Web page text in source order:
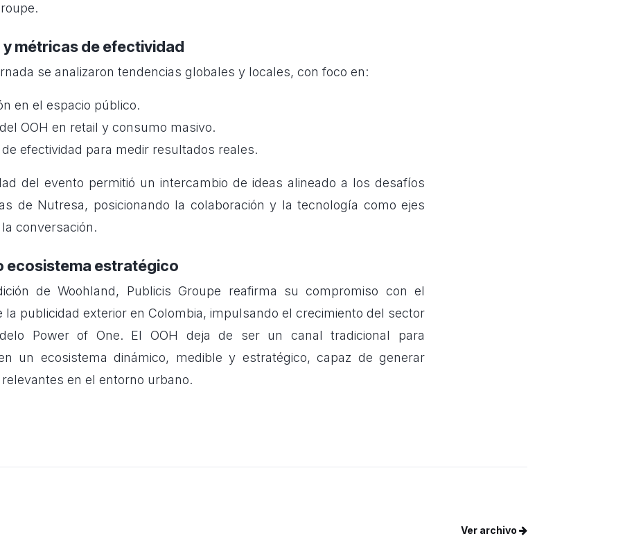
métricas de efectividad
se analizaron tendencias globales y locales, con foco en:
en el espacio público.
OOH en retail y consumo masivo.
efectividad para medir resultados reales.
del evento permitió un intercambio de ideas alineado a los desafíos
de Nutresa, posicionando la colaboración y la tecnología como ejes
conversación.
ecosistema estratégico
de Woohland, Publicis Groupe reafirma su compromiso con el
la publicidad exterior en Colombia, impulsando el crecimiento del sector
Power of One. El OOH deja de ser un canal tradicional para
un ecosistema dinámico, medible y estratégico, capaz de generar
en el entorno urbano.
Ver archivo